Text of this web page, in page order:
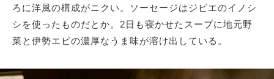
ろに洋風の構成がニクい。ソーセージはジビエのイノシ
シを使ったものだとか。2日も寝かせたスープに地元野
菜と伊勢エビの濃厚なうま味が溶け出している。